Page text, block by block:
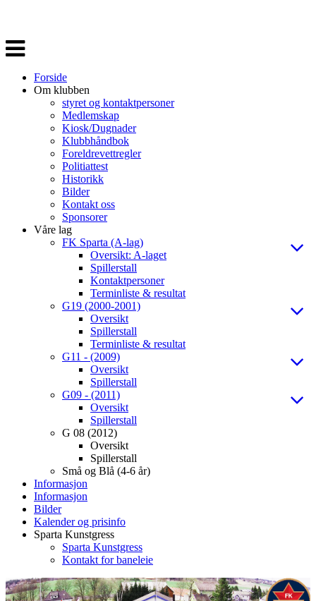
Veksle
navigasjon
Forside
Om klubben
styret og kontaktpersoner
Medlemskap
Kiosk/Dugnader
Klubbhåndbok
Foreldrevettregler
Politiattest
Historikk
Bilder
Kontakt oss
Sponsorer
Våre lag
FK Sparta (A-lag)
Oversikt: A-laget
Spillerstall
Kontaktpersoner
Terminliste & resultat
G19 (2000-2001)
Oversikt
Spillerstall
Terminliste & resultat
G11 - (2009)
Oversikt
Spillerstall
G09 - (2011)
Oversikt
Spillerstall
G 08 (2012)
Oversikt
Spillerstall
Små og Blå (4-6 år)
Informasjon
Informasjon
Bilder
Kalender og prisinfo
Sparta Kunstgress
Sparta Kunstgress
Kontakt for baneleie